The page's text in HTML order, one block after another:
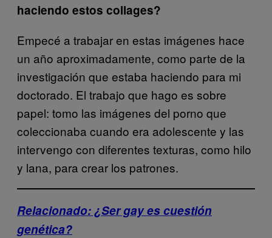
haciendo estos collages?
Empecé a trabajar en estas imágenes hace
un año aproximadamente, como parte de la
investigación que estaba haciendo para mi
doctorado. El trabajo que hago es sobre
papel: tomo las imágenes del porno que
coleccionaba cuando era adolescente y las
intervengo con diferentes texturas, como hilo
y lana, para crear los patrones.
Relacionado: ¿Ser gay es cuestión
genética?